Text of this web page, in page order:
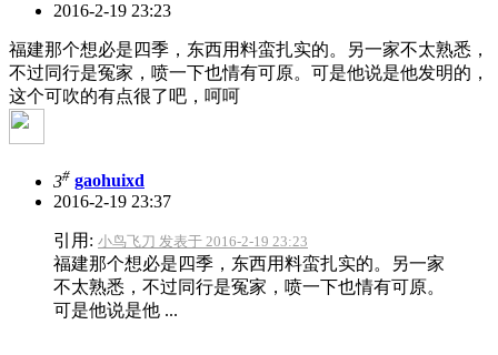
2016-2-19 23:23
福建那个想必是四季，东西用料蛮扎实的。另一家不太熟悉，
不过同行是冤家，喷一下也情有可原。可是他说是他发明的，
这个可吹的有点很了吧，呵呵
3# gaohuixd
2016-2-19 23:37
引用: 小鸟飞刀 发表于 2016-2-19 23:23
福建那个想必是四季，东西用料蛮扎实的。另一家
不太熟悉，不过同行是冤家，喷一下也情有可原。
可是他说是他 ...